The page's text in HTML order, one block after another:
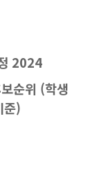
2024
순위 (학생
준)